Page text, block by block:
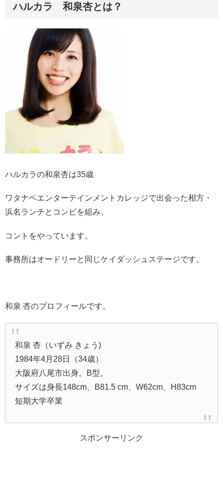
ハルカラ 和泉杏とは？
ハルカラの和泉杏は35歳
ワタナベエンターテインメントカレッジで出会った相方・
浜名ランチとコンビを組み、
コントをやっています。
事務所はオードリーと同じケイダッシュステージです。
和泉 杏のプロフィールです。
和泉 杏（いずみ きょう)
1984年4月28日（34歳）
大阪府八尾市出身。B型。
サイズは身長148cm、B81.5 cm、W62cm、H83cm
短期大学卒業
スポンサーリンク